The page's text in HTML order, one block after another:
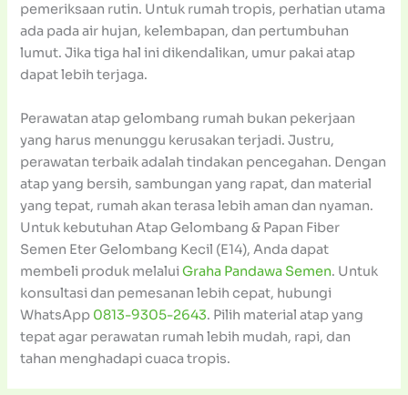
pemeriksaan rutin. Untuk rumah tropis, perhatian utama
ada pada air hujan, kelembapan, dan pertumbuhan
lumut. Jika tiga hal ini dikendalikan, umur pakai atap
dapat lebih terjaga.
Perawatan atap gelombang rumah bukan pekerjaan
yang harus menunggu kerusakan terjadi. Justru,
perawatan terbaik adalah tindakan pencegahan. Dengan
atap yang bersih, sambungan yang rapat, dan material
yang tepat, rumah akan terasa lebih aman dan nyaman.
Untuk kebutuhan Atap Gelombang & Papan Fiber
Semen Eter Gelombang Kecil (E14), Anda dapat
membeli produk melaluiGraha Pandawa Semen. Untuk
konsultasi dan pemesanan lebih cepat, hubungi
WhatsApp 0813-9305-2643. Pilih material atap yang
tepat agar perawatan rumah lebih mudah, rapi, dan
tahan menghadapi cuaca tropis.